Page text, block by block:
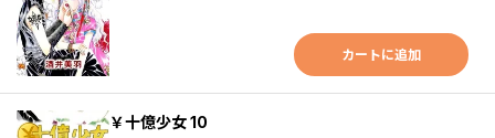
カートに追加
￥十億少女 10